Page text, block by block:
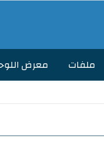
ملفات معرض